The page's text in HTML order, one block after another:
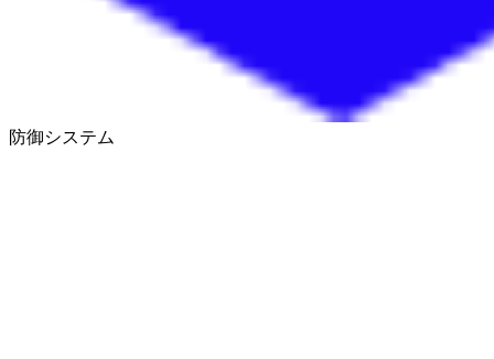
防御システム